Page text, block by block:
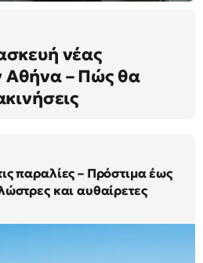
νέας
Αθήνα – Πώς θα
παραλίες – Πρόστιμα έως
και αυθαίρετες